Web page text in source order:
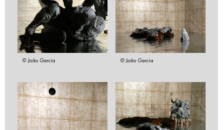
© João Garcia © João Garcia